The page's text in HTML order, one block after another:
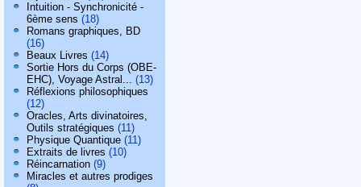
Intuition - Synchronicité -
6ème sens (18)
Romans graphiques, BD
(16)
Beaux Livres (14)
Sortie Hors du Corps (OBE-
EHC), Voyage Astral... (13)
Réflexions philosophiques
(12)
Oracles, Arts divinatoires,
Outils stratégiques (11)
Physique Quantique (11)
Extraits de livres (10)
Réincarnation (9)
Miracles et autres prodiges